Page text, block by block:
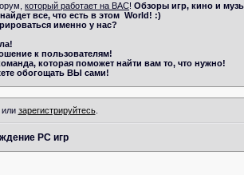
который работает на ВАС! Обзоры игр, кино и
найдет все, что есть в этом World! :)
именно у нас?
к пользователям!
которая поможет найти вам то, что нужно!
обогощать ВЫ сами!
зарегистрируйтесь.
PC игр